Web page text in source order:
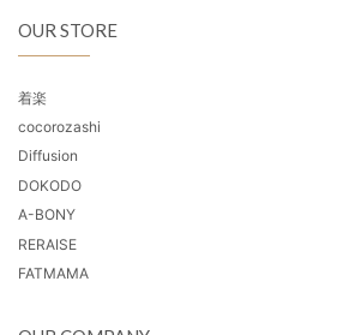
OUR STORE
着楽
cocorozashi
Diffusion
DOKODO
A-BONY
RERAISE
FATMAMA